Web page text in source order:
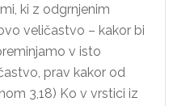
mi, ki z odgrnjenim
veličastvo – kakor bi
v isto
prav kakor od
3,18) Ko v vrstici iz